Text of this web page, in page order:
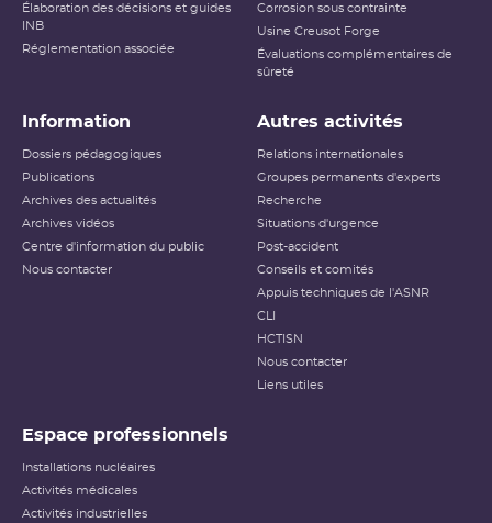
Élaboration des décisions et guides
INB
Réglementation associée
Corrosion sous contrainte
Usine Creusot Forge
Évaluations complémentaires de
sûreté
Information
Dossiers pédagogiques
Publications
Archives des actualités
Archives vidéos
Centre d'information du public
Nous contacter
Autres activités
Relations internationales
Groupes permanents d'experts
Recherche
Situations d'urgence
Post-accident
Conseils et comités
Appuis techniques de l'ASNR
CLI
HCTISN
Nous contacter
Liens utiles
Espace professionnels
Installations nucléaires
Activités médicales
Activités industrielles